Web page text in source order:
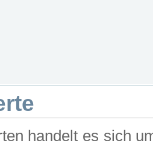
handelt es sich